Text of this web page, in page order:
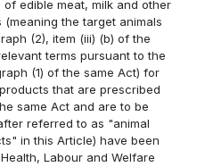
edible meat, milk and other
the target animals
(2), item (iii) (b) of the
terms pursuant to the
(1) of the same Act) for
that are prescribed
same Act and are to be
referred to as "animal
in this Article) have been
Labour and Welfare